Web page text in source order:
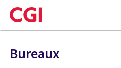
Skip
to
main
Bureaux